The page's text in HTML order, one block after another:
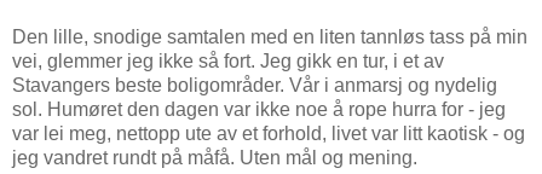
Den lille, snodige samtalen med en liten tannløs tass på min
vei, glemmer jeg ikke så fort. Jeg gikk en tur, i et av
Stavangers beste boligområder. Vår i anmarsj og nydelig
sol. Humøret den dagen var ikke noe å rope hurra for - jeg
var lei meg, nettopp ute av et forhold, livet var litt kaotisk - og
jeg vandret rundt på måfå. Uten mål og mening.